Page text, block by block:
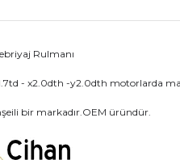
Rulmanı
- x2.0dth -y2.0dth motorlarda
bir markadır.OEM üründür.